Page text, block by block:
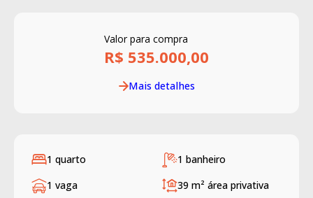
Valor para compra
R$ 535.000,00
Mais detalhes
1 quarto
1 banheiro
1 vaga
39 m² área privativa